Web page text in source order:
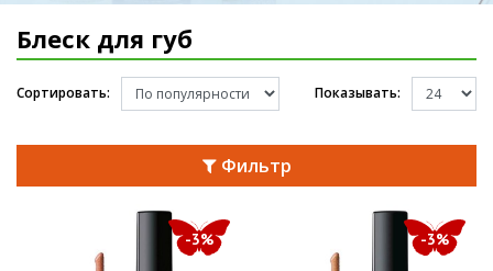
Блеск для губ
Сортировать: Показывать:
Фильтр
-3% -3%